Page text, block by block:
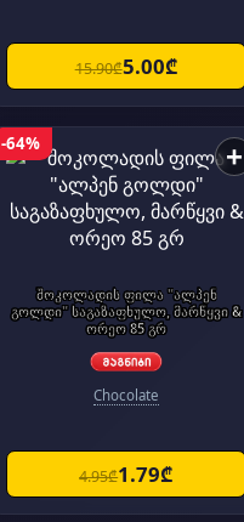
15.90₾5.00₾
-64% +
შოკოლადის ფილა "ალპენ
გოლდი" საგაზაფხულო, მარწყვი &
ორეო 85 გრ
Chocolate
4.95₾1.79₾